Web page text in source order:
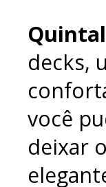
decks,
você
deixar